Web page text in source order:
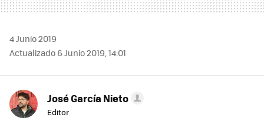
4 Junio 2019
Actualizado 6 Junio 2019, 14:01
José García Nieto
Editor